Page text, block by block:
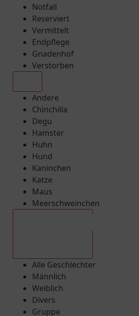
Notfall
Reserviert
Vermittelt
Endpflege
Gnadenhof
Verstorben
Andere
Chinchilla
Degu
Hamster
Huhn
Hund
Kaninchen
Katze
Maus
Meerschweinchen
Alle Geschlechter
Männlich
Weiblich
Divers
Gruppe